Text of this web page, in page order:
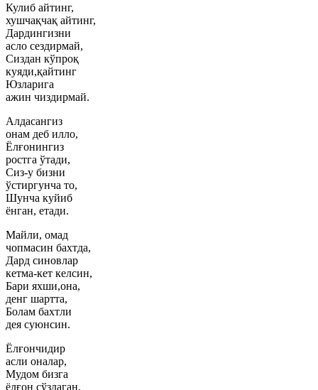
Кулиб айтинг,
хушчақчақ айтинг,
Дардингизни
асло сездирмай,
Сиздан кўпроқ
куяди,қайтинг
Юзларига
ажин чиздирмай.
Алдасангиз
онам деб илло,
Ёлғонингиз
ростга ўтади,
Сиз-у бизни
ўстиргунча то,
Шунча куйиб
ёнган, етади.
Майли, омад
чопмасин бахтда,
Дард синовлар
кетма-кет келсин,
Бари яхши,она,
денг шартта,
Болам бахтли
дея суюнсин.
Ёлғончидир
асли оналар,
Мудом бизга
ёлғон сўзлаган,